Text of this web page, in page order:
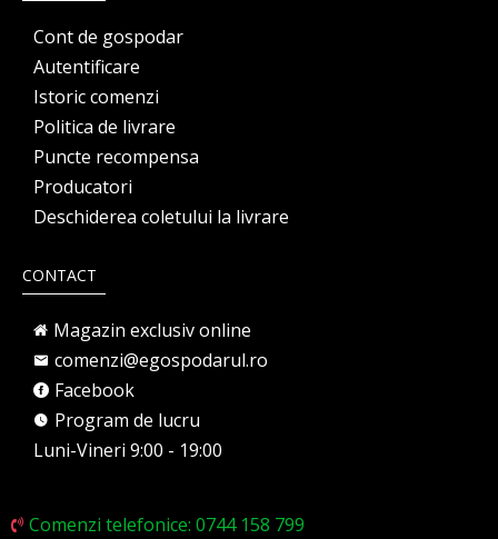
Cont de gospodar
Autentificare
Istoric comenzi
Politica de livrare
Puncte recompensa
Producatori
Deschiderea coletului la livrare
CONTACT
Magazin exclusiv online
comenzi@egospodarul.ro
Facebook
Program de lucru
Luni-Vineri 9:00 - 19:00
Comenzi telefonice: 0744 158 799